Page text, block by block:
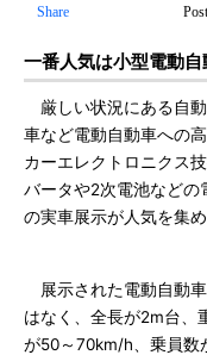
Share Post
一番人気は小型電動自
厳しい状況にある自
車など電動自動車への
カーエレクトロニクス
バータや2次電池などの
の実車展示が人気を集め
展示された電動自動
はなく、全長が2m台、
が50～70km/h、乗員数